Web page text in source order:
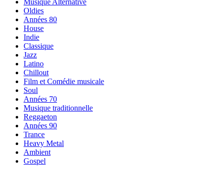
Musique Alternative
Oldies
Années 80
House
Indie
Classique
Jazz
Latino
Chillout
Film et Comédie musicale
Soul
Années 70
Musique traditionnelle
Reggaeton
Années 90
Trance
Heavy Metal
Ambient
Gospel